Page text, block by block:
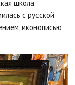
школа.
с русской
иконописью